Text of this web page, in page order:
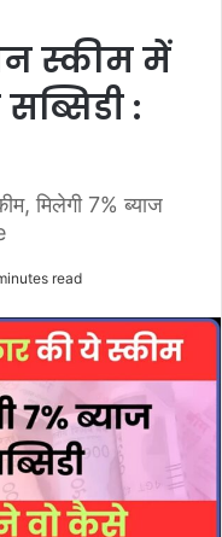
स्कीम में
:
मिलेगी 7% ब्याज
read